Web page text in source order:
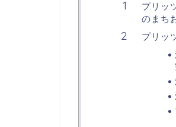
プリッ
のまち
プリッ